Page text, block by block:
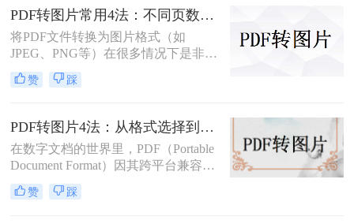
个文件，又或者是为了在社交媒体上
展示一份精美的文档内容。PDF因其
格式稳定、兼容性强而成为文档分发
的首选，但其不易编辑和截取的特
性，也使得“PDF转JGT”成为一个高
频需求。
PDF转图片常用4法：不同页数文档的最优转换路径！
将PDF文件转换为图片格式（如
JPEG、PNG等）在很多情况下是非常
有用的，比如当你需要在网络上分享
文档的一部分内容，或者想要快速查
那么pdf如何转换成图片呢？本文将介
绍几种常用的PDF转图片的方法。
赞 踩
PDF转图片4法：从格式选择到DPI设置的完整操作指南！
在数字文档的世界里，PDF（Portable
Document Format）因其跨平台兼容性
和版面保真度而备受推崇。然而，在
某些情况下，将PDF文件中的页面或
赞 踩